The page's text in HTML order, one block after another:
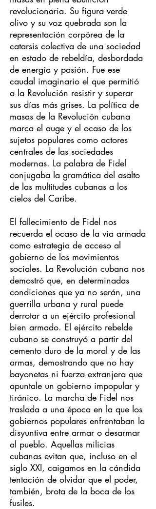
revolucionaria. Su figura verde
olivo y su voz quebrada son la
representación corpórea de la
catarsis colectiva de una sociedad
en estado de rebeldía, desbordada
de energía y pasión. Fue ese
caudal imaginario el que permitió
a la Revolución resistir y superar
sus días más grises. La política de
masas de la Revolución cubana
marca el auge y el ocaso de los
sujetos populares como actores
centrales de las sociedades
modernas. La palabra de Fidel
conjugaba la gramática del asalto
de las multitudes cubanas a los
cielos del Caribe.
El fallecimiento de Fidel nos
recuerda el ocaso de la vía armada
como estrategia de acceso al
gobierno de los movimientos
sociales. La Revolución cubana nos
demostró que, en determinadas
condiciones que ya no serán, una
guerrilla urbana y rural puede
derrotar a un ejército profesional
bien armado. El ejército rebelde
cubano se construyó a partir del
cemento duro de la moral y de las
armas, demostrando que no hay
bayonetas ni fuerza extranjera que
apuntale un gobierno impopular y
tiránico. La marcha de Fidel nos
traslada a una época en la que los
gobiernos populares enfrentaban la
disyuntiva entre armar o desarmar
al pueblo. Aquellas milicias
cubanas evitan que, incluso en el
siglo XXI, caigamos en la cándida
tentación de olvidar que el poder,
también, brota de la boca de los
fusiles.